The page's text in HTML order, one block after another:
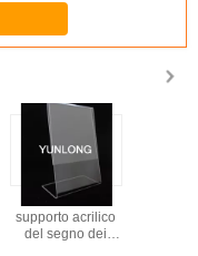
Di inclinazione
supporto acrilico
del segno dei